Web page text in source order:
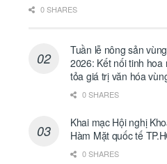
0 SHARES
Tuần lễ nông sản
2026: Kết nối tinh hoa
tỏa giá trị văn hóa
0 SHARES
Khai mạc Hội nghị
Hàm Mặt quốc tế
0 SHARES